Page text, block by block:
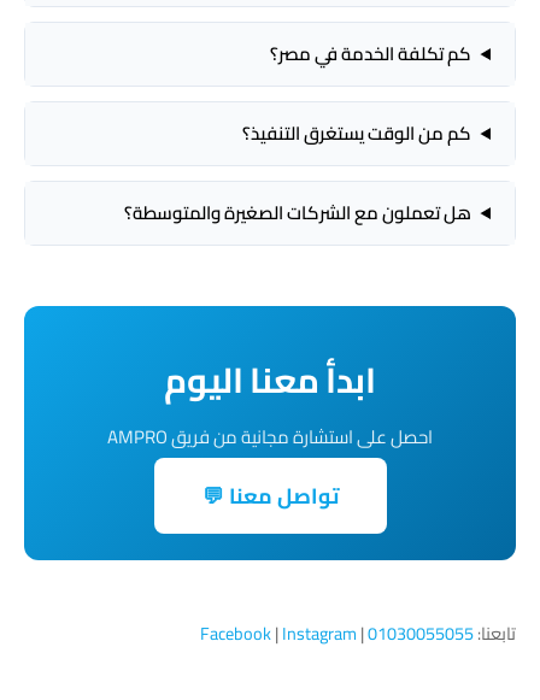
كم تكلفة الخدمة في مصر؟
كم من الوقت يستغرق التنفيذ؟
هل تعملون مع الشركات الصغيرة والمتوسطة؟
ابدأ معنا اليوم
احصل على استشارة مجانية من فريق AMPRO
تواصل معنا 💬
تابعنا: Facebook|Instagram|01030055055